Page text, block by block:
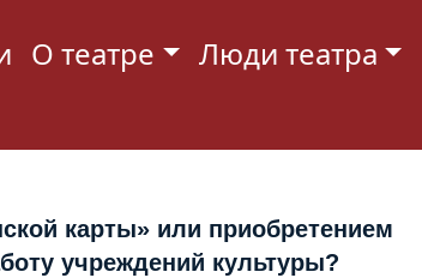
О театре Люди театра
карты» или приобретением
учреждений культуры?